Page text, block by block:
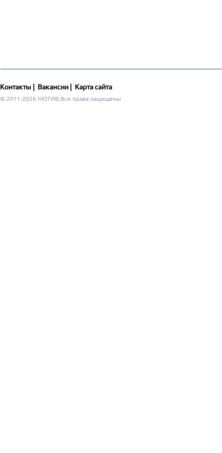
Контакты Вакансии Карта сайта
© 2011-2026 МОТИВ.Все права защищены